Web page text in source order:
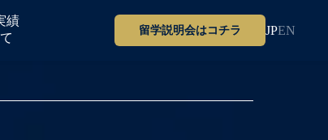
績
留学説明会はコチラ JPEN